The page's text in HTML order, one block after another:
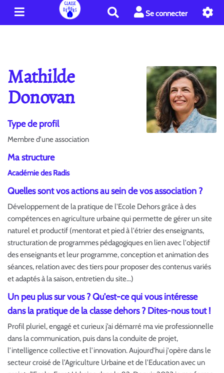
e
Se connecter
Mathilde
Donovan
Type de profil
Membre d'une association
Ma structure
Académie des Radis
Quelles sont vos actions au sein de vos association ?
Développement de la pratique de l'Ecole Dehors grâce à des
compétences en agriculture urbaine qui permette de gérer un site
naturel et productif (mentorat et pied à l'étrier des enseignants,
structuration de programmes pédagogiques en lien avec l'objectif
des enseignants et leur programme, conception et animation des
séances, relation avec des tiers pour proposer des contenus variés
et adaptés à la saison, entretien du site...)
Un peu plus sur vous ? Qu'est-ce qui vous intéresse
dans la pratique de la classe dehors ? Dites-nous tout !
Profil pluriel, engagé et curieux j’ai démarré ma vie professionnelle
dans la communication, puis dans la conduite de projet,
l’intelligence collective et l’innovation. Aujourd'hui j'opère dans le
secteur croisé de l’Agriculture Urbaine et de l’Education avec un